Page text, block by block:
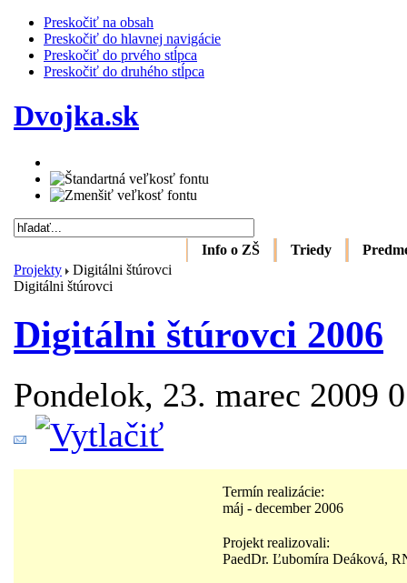
Preskočiť na obsah
Preskočiť do hlavnej navigácie
Preskočiť do prvého stĺpca
Preskočiť do druhého stĺpca
Dvojka.sk
Info o ZŠ Triedy
Projekty
Digitálni štúrovci
Digitálni štúrovci
Digitálni štúrovci 2006
Pondelok, 23. marec 2009
Termín realizácie:
máj - december 2006
Projekt realizovali:
PaedDr. Ľubomíra Deáková,